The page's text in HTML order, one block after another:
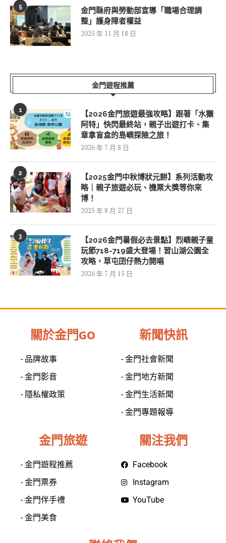
5
金門縣府與勞動部宣導「職場合理調
整」護身障者權益
2025 年 11 月 18 日
金門遊程推薦
1
【2026金門旅遊最強攻略】跟著「水獺
阿特」快閃最終站，親子出遊打卡、集
章拿盲盒的島嶼探險之旅！
2026 年 7 月 8 日
2
【2025金門中秋博狀元餅】系列活動攻
略｜親子旅遊必玩、機票大獎等你來
博！
2025 年 8 月 27 日
3
【2026金門暑假必去景點】烈嶼親子童
玩節718-719盛大登場！習山湖公園全
攻略，草屯囝仔熱力開唱
2026 年 7 月 15 日
關於金門GO
- 品牌故事
- 金門影音
- 隱私權政策
新聞快訊
- 金門社會新聞
- 金門地方新聞
- 金門生活新聞
- 金門專題報導
金門旅遊
- 金門遊程推薦
- 金門票券
- 金門伴手禮
- 金門美食
關注我們
Facebook
Instagram
YouTube